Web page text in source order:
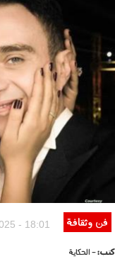
2308002.jpg
فن وثقافة - 18:01
كتب:- الحكاية